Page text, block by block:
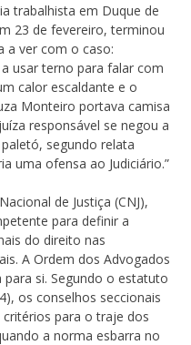
trabalhista em Duque de
23 de fevereiro, terminou
a ver com o caso:
usar terno para falar com
calor escaldante e o
Monteiro portava camisa
responsável se negou a
segundo relata
uma ofensa ao Judiciário.”
de Justiça (CNJ),
para definir a
do direito nas
A Ordem dos Advogados
si. Segundo o estatuto
os conselhos seccionais
critérios para o traje dos
a norma esbarra no